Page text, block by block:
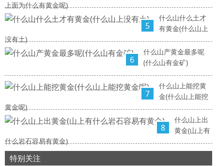
上面为什么有黄金呢)
5
什么山什么土才
有黄金(什么山上
没有土)
6
什么山产黄金最多呢
(什么山有金矿)
7
什么山上能挖黄
金(什么山上能挖
黄金呢)
8
什么山上出
黄金(山上有
什么岩石容易有黄金)
特别关注